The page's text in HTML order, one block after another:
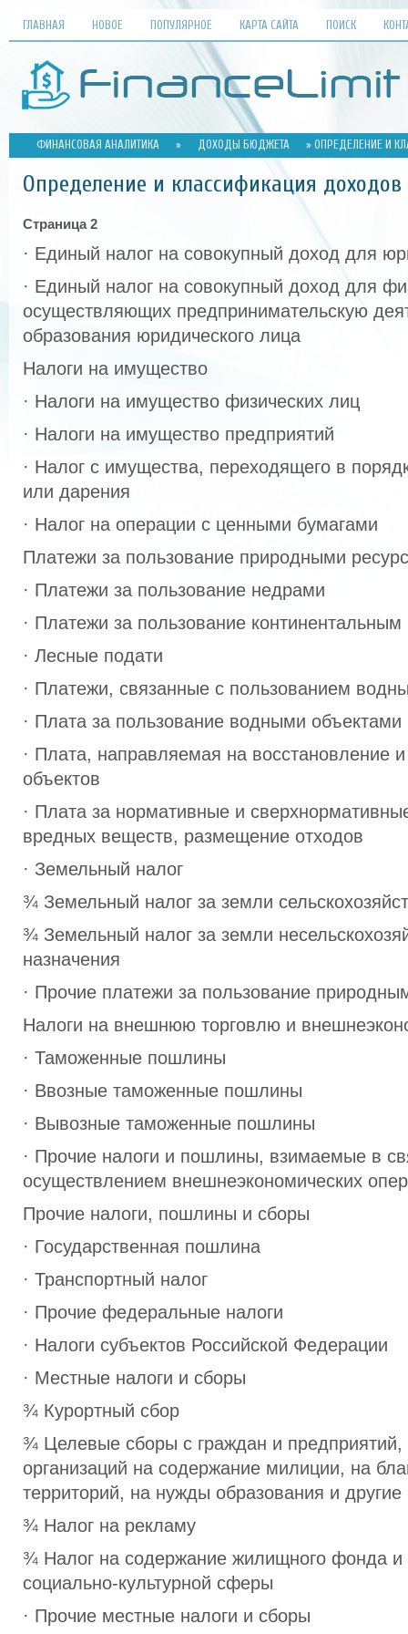
ГЛАВНАЯ НОВОЕ ПОПУЛЯРНОЕ КАРТА САЙТА ПОИСК
ФИНАНСОВАЯ АНАЛИТИКА » ДОХОДЫ БЮДЖЕТА » ОПРЕДЕЛЕНИЕ И
Определение и классификация
Страница 2
· Единый налог на совокупный доход для
· Единый налог на совокупный доход для
осуществляющих предпринимательскую
образования юридического лица
Налоги на имущество
· Налоги на имущество физических лиц
· Налоги на имущество предприятий
· Налог с имущества, переходящего в
или дарения
· Налог на операции с ценными бумагами
Платежи за пользование природными
· Платежи за пользование недрами
· Платежи за пользование
· Лесные подати
· Платежи, связанные с пользованием
· Плата за пользование водными
· Плата, направляемая на восстановление
объектов
· Плата за нормативные и
вредных веществ, размещение отходов
· Земельный налог
¾ Земельный налог за земли
¾ Земельный налог за земли
назначения
· Прочие платежи за пользование
Налоги на внешнюю торговлю и
· Таможенные пошлины
· Ввозные таможенные пошлины
· Вывозные таможенные пошлины
· Прочие налоги и пошлины, взимаемые в
осуществлением внешнеэкономических
Прочие налоги, пошлины и сборы
· Государственная пошлина
· Транспортный налог
· Прочие федеральные налоги
· Налоги субъектов Российской Федерации
· Местные налоги и сборы
¾ Курортный сбор
¾ Целевые сборы с граждан и предприятий,
организаций на содержание милиции, на
территорий, на нужды образования и другие
¾ Налог на рекламу
¾ Налог на содержание жилищного фонда и
социально-культурной сферы
· Прочие местные налоги и сборы